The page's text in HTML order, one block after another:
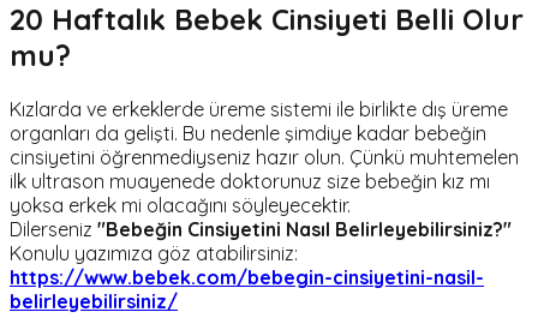
20 Haftalık Bebek Cinsiyeti Belli Olur
mu?
Kızlarda ve erkeklerde üreme sistemi ile birlikte dış üreme
organları da gelişti. Bu nedenle şimdiye kadar bebeğin
cinsiyetini öğrenmediyseniz hazır olun. Çünkü muhtemelen
ilk ultrason muayenede doktorunuz size bebeğin kız mı
yoksa erkek mi olacağını söyleyecektir.
Dilerseniz "Bebeğin Cinsiyetini Nasıl Belirleyebilirsiniz?"
Konulu yazımıza göz atabilirsiniz:
https://www.bebek.com/bebegin-cinsiyetini-nasil-
belirleyebilirsiniz/